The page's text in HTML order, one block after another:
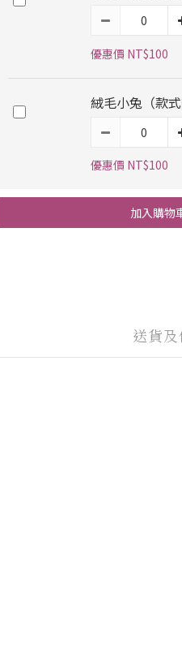
優惠價 NT$100
絨毛小兔（款
優惠價 NT$100
加入購物
送貨